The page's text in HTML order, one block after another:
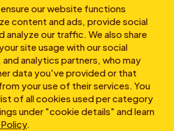
our website functions
content and ads, provide social
analyze our traffic. We also share
site usage with our social
analytics partners, who may
data you've provided or that
your use of their services. You
of all cookies used per category
under "cookie details" and learn
.